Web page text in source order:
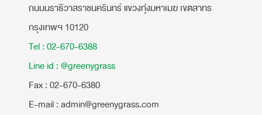
ถนนนราธิวาสราชนครินทร์ แขวงทุ่งมหาเมฆ เขตสาทร
กรุงเทพฯ 10120
Tel : 02-670-6388
Line id : @greenygrass
​Fax : 02-670-6380
E-mail : admin@greenygrass.com